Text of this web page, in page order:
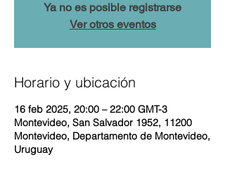
Ya no es posible registrarse
Ver otros eventos
Horario y ubicación
16 feb 2025, 20:00 – 22:00 GMT-3
Montevideo, San Salvador 1952, 11200
Montevideo, Departamento de Montevideo,
Uruguay